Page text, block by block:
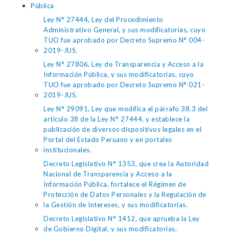
Pública
Ley N° 27444, Ley del Procedimiento
Administrativo General, y sus modificatorias, cuyo
TUO fue aprobado por Decreto Supremo N° 004-
2019-JUS.
Ley N° 27806, Ley de Transparencia y Acceso a la
Información Pública, y sus modificatorias, cuyo
TUO fue aprobado por Decreto Supremo N° 021-
2019-JUS.
Ley N° 29091, Ley que modifica el párrafo 38.3 del
artículo 38 de la Ley N° 27444, y establece la
publicación de diversos dispositivos legales en el
Portal del Estado Peruano y en portales
institucionales.
Decreto Legislativo N° 1353, que crea la Autoridad
Nacional de Transparencia y Acceso a la
Información Pública, fortalece el Régimen de
Protección de Datos Personales y la Regulación de
la Gestión de Intereses, y sus modificatorias.
Decreto Legislativo N° 1412, que aprueba la Ley
de Gobierno Digital, y sus modificatorias.